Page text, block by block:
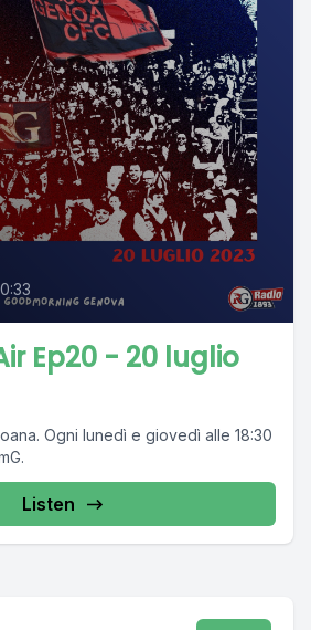
Ep20 - 20 luglio
Ogni lunedì e giovedì alle 18:30
Listen